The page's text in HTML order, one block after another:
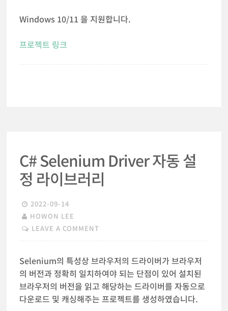
Windows 10/11 을 지원합니다.
프로젝트 링크
C# Selenium Driver 자동 설
정 라이브러리
2022-09-14
HOWON LEE
LEAVE A COMMENT
Selenium의 특성상 브라우저의 드라이버가 브라우저
의 버전과 정확히 일치하여야 되는 단점이 있어 설치된
브라우저의 버전을 읽고 해당하는 드라이버를 자동으로
다운로드 및 캐싱해주는 프로젝트를 생성하였습니다.